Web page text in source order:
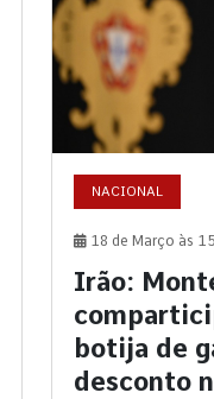
NACIONAL
18 de Março às
Irão:
botija de
desconto